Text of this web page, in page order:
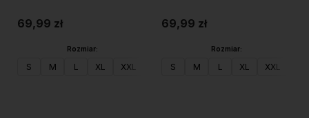
69,99 zł
Rozmiar:
S M L XL XXL
69,99 zł
Rozmiar:
S M L XL XXL